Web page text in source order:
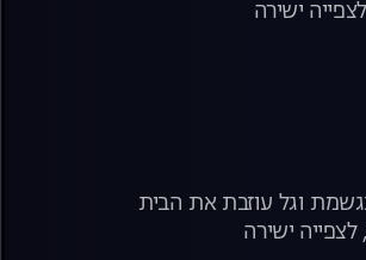
וגל עוזבת את הבית
ישירה